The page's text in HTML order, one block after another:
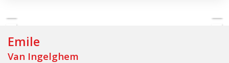
Emile
Van Ingelghem